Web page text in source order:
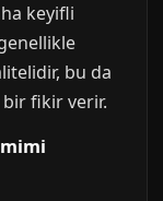
keyifli
bu da
fikir verir.